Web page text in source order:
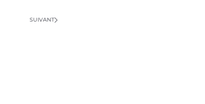
SUIVANT